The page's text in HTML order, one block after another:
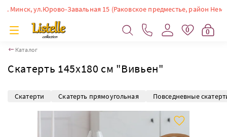
ул.Юрово-Завальная 15 (Раковское предместье, район
0 0
Каталог
Скатерть 145х180 см "Вивьен"
Скатерти Скатерть прямоугольная Повседневные